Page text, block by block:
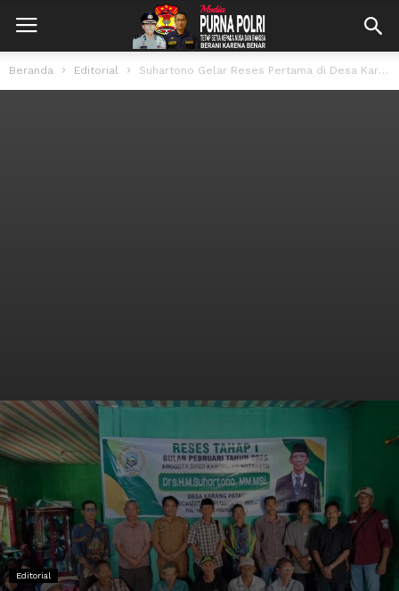
Beranda Editorial Suhartono Gelar Reses Pertama di Desa Karang Payau, Janji Tindaklanjuti Usulan Masyarakat
Editorial